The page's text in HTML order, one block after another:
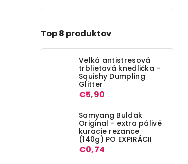
Top 8 produktov
Velká antistresová
trblietavá knedlička –
Squishy Dumpling
Glitter
€5,90
Samyang Buldak
Original - extra pálivé
kuracie rezance
(140g) PO EXPIRÁCII
€0,74